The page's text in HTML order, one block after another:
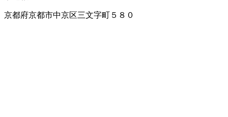
京都府京都市中京区三文字町５８０